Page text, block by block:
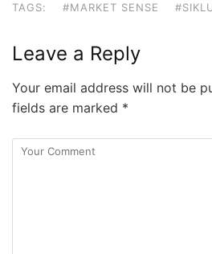
TAGS: #MARKET SENSE
Leave a Reply
Your email address will not be
fields are marked *